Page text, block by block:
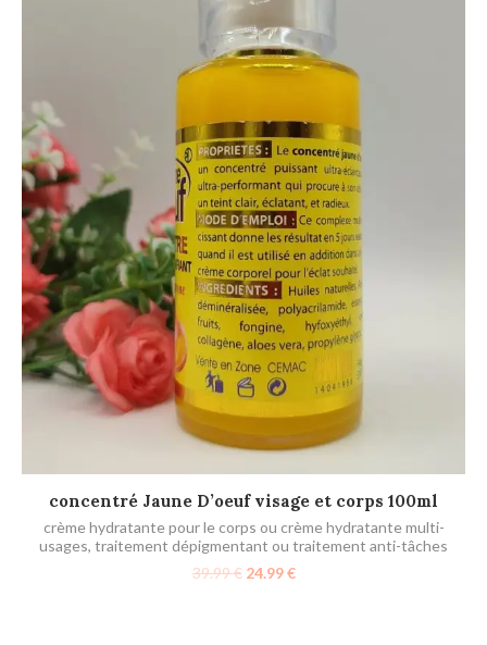
AJOUTER AU PANIER
concentré Jaune D’oeuf visage et corps 100ml
crème hydratante pour le corps ou crème hydratante multi-
usages, traitement dépigmentant ou traitement anti-tâches
39.99€ 24.99€